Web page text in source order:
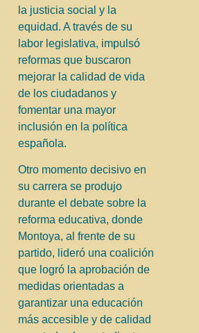
la justicia social y la
equidad. A través de su
labor legislativa, impulsó
reformas que buscaron
mejorar la calidad de vida
de los ciudadanos y
fomentar una mayor
inclusión en la política
española.
Otro momento decisivo en
su carrera se produjo
durante el debate sobre la
reforma educativa, donde
Montoya, al frente de su
partido, lideró una coalición
que logró la aprobación de
medidas orientadas a
garantizar una educación
más accesible y de calidad